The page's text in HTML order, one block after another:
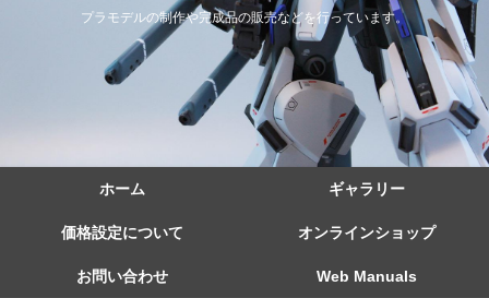
プラモデルの制作や完成品の販売などを行っています。
ホーム ギャラリー
価格設定について オンラインショップ
お問い合わせ Web Manuals